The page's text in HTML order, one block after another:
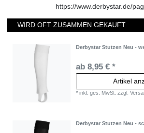
https://www.derbystar.de/
WIRD OFT ZUSAMMEN GEKAUFT
Derbystar Stutzen Neu -
ab 8,95 € *
Artikel
*inkl. ges. MwSt. zzgl.
Derbystar Stutzen Neu -